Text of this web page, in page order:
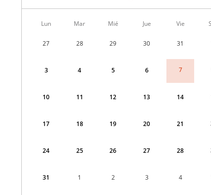
Calendario
correspondiente
Lun Mar Mié Jue Vie
27 28 29 30 31
3 4 5 6 7
10 11 12 13 14
17 18 19 20 21
24 25 26 27 28
31 1 2 3 4